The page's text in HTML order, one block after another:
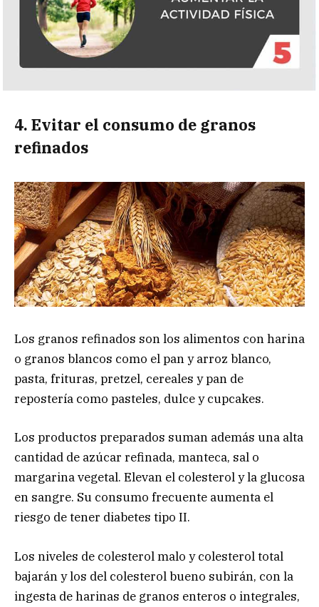
4. Evitar el consumo de granos
refinados
Los granos refinados son los alimentos con harina
o granos blancos como el pan y arroz blanco,
pasta, frituras, pretzel, cereales y pan de
repostería como pasteles, dulce y cupcakes.
Los productos preparados suman además una alta
cantidad de azúcar refinada, manteca, sal o
margarina vegetal. Elevan el colesterol y la glucosa
en sangre. Su consumo frecuente aumenta el
riesgo de tener diabetes tipo II.
Los niveles de colesterol malo y colesterol total
bajarán y los del colesterol bueno subirán, con la
ingesta de harinas de granos enteros o integrales,